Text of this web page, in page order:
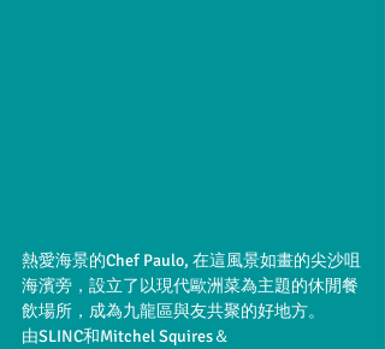
熱愛海景的Chef Paulo, 在這風景如畫的尖沙咀
海濱旁，設立了以現代歐洲菜為主題的休閒餐
飲場所，成為九龍區與友共聚的好地方。
由SLINC和Mitchel Squires＆